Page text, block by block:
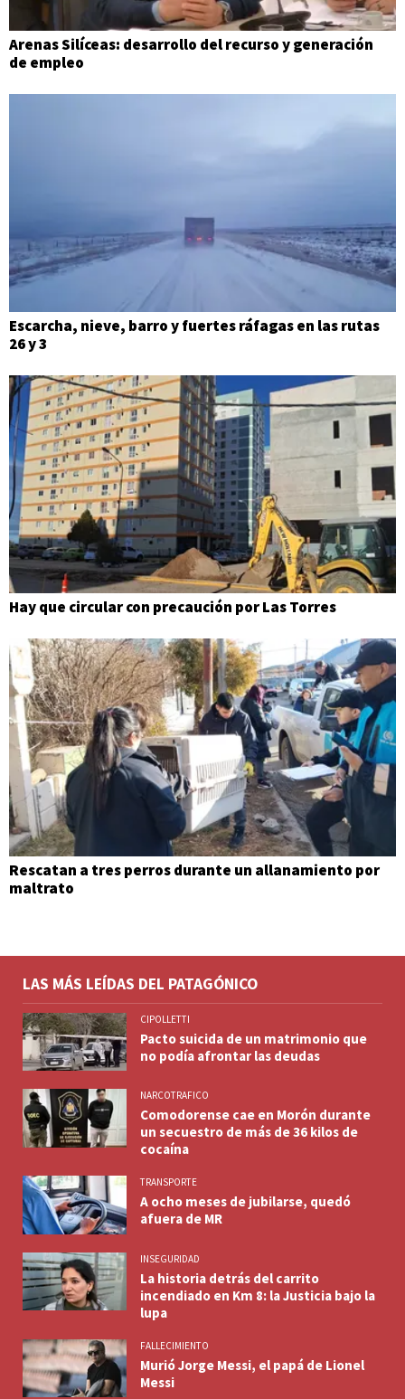
Arenas Silíceas: desarrollo del recurso y generación
de empleo
Escarcha, nieve, barro y fuertes ráfagas en las rutas
26 y 3
Hay que circular con precaución por Las Torres
Rescatan a tres perros durante un allanamiento por
maltrato
LAS MÁS LEÍDAS DEL PATAGÓNICO
CIPOLLETTI
Pacto suicida de un matrimonio que
no podía afrontar las deudas
NARCOTRAFICO
Comodorense cae en Morón durante
un secuestro de más de 36 kilos de
cocaína
TRANSPORTE
A ocho meses de jubilarse, quedó
afuera de MR
INSEGURIDAD
La historia detrás del carrito
incendiado en Km 8: la Justicia bajo la
lupa
FALLECIMIENTO
Murió Jorge Messi, el papá de Lionel
Messi